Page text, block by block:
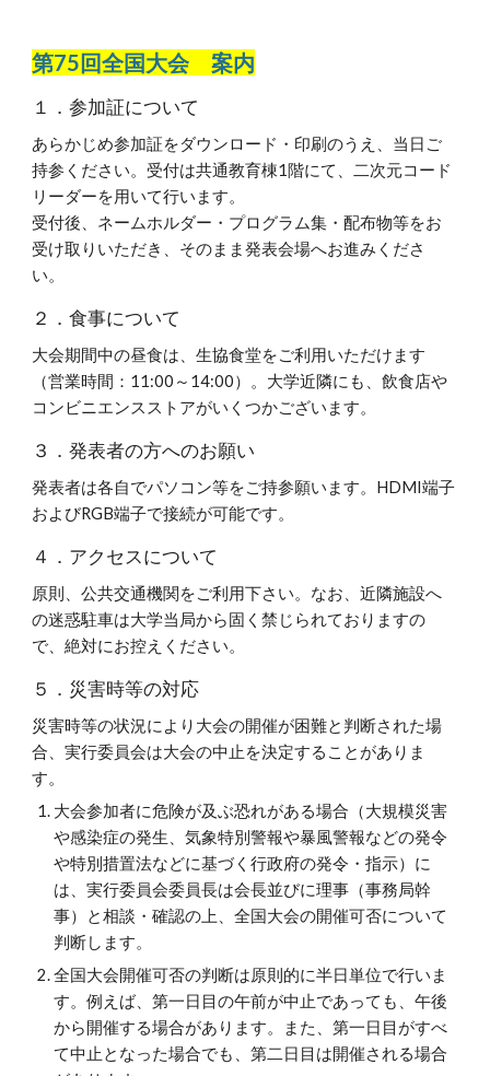
第75回全国大会 案内
１．参加証について
あらかじめ参加証をダウンロード・印刷のうえ、当日ご
持参ください。受付は共通教育棟1階にて、二次元コード
リーダーを用いて行います。
受付後、ネームホルダー・プログラム集・配布物等をお
受け取りいただき、そのまま発表会場へお進みくださ
い。
２．食事について
大会期間中の昼食は、生協食堂をご利用いただけます
（営業時間：11:00～14:00）。大学近隣にも、飲食店や
コンビニエンスストアがいくつかございます。
３．発表者の方へのお願い
発表者は各自でパソコン等をご持参願います。HDMI端子
およびRGB端子で接続が可能です。
４．アクセスについて
原則、公共交通機関をご利用下さい。なお、近隣施設へ
の迷惑駐車は大学当局から固く禁じられておりますの
で、絶対にお控えください。
５．災害時等の対応
災害時等の状況により大会の開催が困難と判断された場
合、実行委員会は大会の中止を決定することがありま
す。
大会参加者に危険が及ぶ恐れがある場合（大規模災害
や感染症の発生、気象特別警報や暴風警報などの発令
や特別措置法などに基づく行政府の発令・指示）に
は、実行委員会委員長は会長並びに理事（事務局幹
事）と相談・確認の上、全国大会の開催可否について
判断します。
全国大会開催可否の判断は原則的に半日単位で行いま
す。例えば、第一日目の午前が中止であっても、午後
から開催する場合があります。また、第一日目がすべ
て中止となった場合でも、第二日目は開催される場合